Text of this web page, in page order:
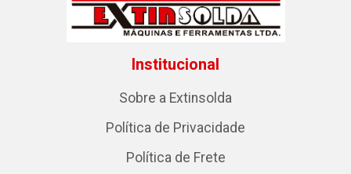
Institucional
Sobre a Extinsolda
Política de Privacidade
Política de Frete